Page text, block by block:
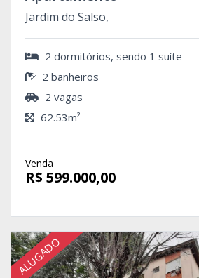
Jardim do Salso,
2 dormitórios, sendo 1 suíte
2 banheiros
2 vagas
62.53m²
Venda
R$ 599.000,00
ALUGADO